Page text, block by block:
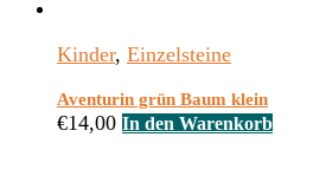
Kinder, Einzelsteine
Aventurin grün Baum klein
€14,00 In den Warenkorb